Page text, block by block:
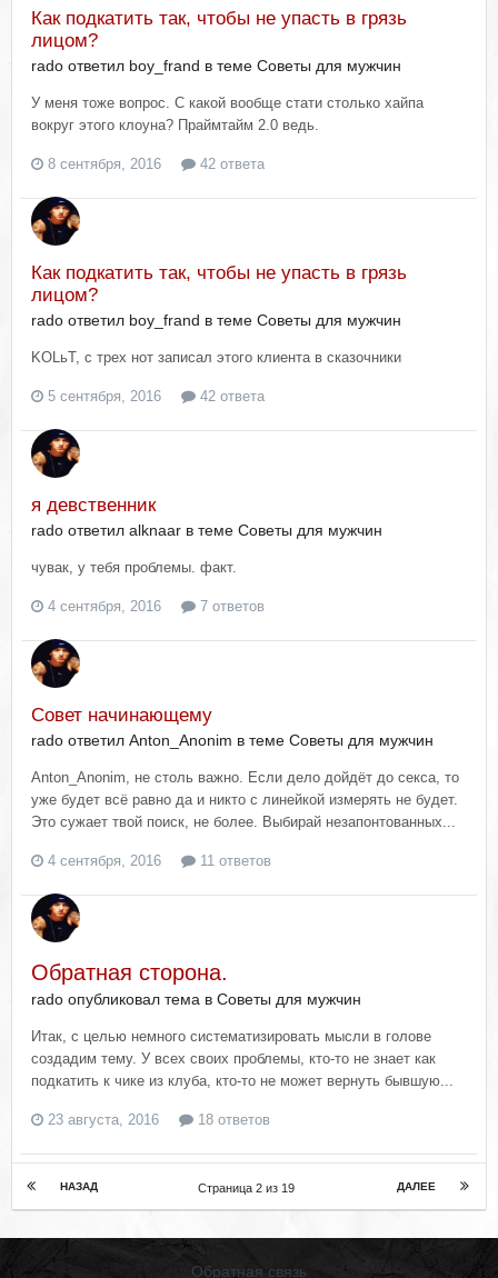
Как подкатить так, чтобы не упасть в грязь
лицом?
rado ответил boy_frand в теме Советы для мужчин
У меня тоже вопрос. С какой вообще стати столько хайпа
вокруг этого клоуна? Праймтайм 2.0 ведь.
8 сентября, 2016 42 ответа
Как подкатить так, чтобы не упасть в грязь
лицом?
rado ответил boy_frand в теме Советы для мужчин
KOLьT, с трех нот записал этого клиента в сказочники
5 сентября, 2016 42 ответа
я девственник
rado ответил alknaar в теме Советы для мужчин
чувак, у тебя проблемы. факт.
4 сентября, 2016 7 ответов
Совет начинающему
rado ответил Anton_Anonim в теме Советы для мужчин
Anton_Anonim, не столь важно. Если дело дойдёт до секса, то
уже будет всё равно да и никто с линейкой измерять не будет.
Это сужает твой поиск, не более. Выбирай незапонтованных...
4 сентября, 2016 11 ответов
Обратная сторона.
rado опубликовал тема в Советы для мужчин
Итак, с целью немного систематизировать мысли в голове
создадим тему. У всех своих проблемы, кто-то не знает как
подкатить к чике из клуба, кто-то не может вернуть бывшую...
23 августа, 2016 18 ответов
НАЗАД ДАЛЕЕ
Страница 2 из 19
Обратная связь